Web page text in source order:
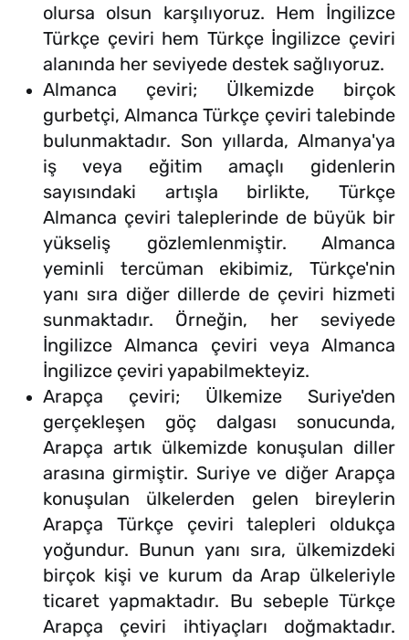
olursa olsun karşılıyoruz. Hem İngilizce
Türkçe çeviri hem Türkçe İngilizce çeviri
alanında her seviyede destek sağlıyoruz.
Almanca çeviri; Ülkemizde birçok
gurbetçi, Almanca Türkçe çeviri talebinde
bulunmaktadır. Son yıllarda, Almanya'ya
iş veya eğitim amaçlı gidenlerin
sayısındaki artışla birlikte, Türkçe
Almanca çeviri taleplerinde de büyük bir
yükseliş gözlemlenmiştir. Almanca
yeminli tercüman ekibimiz, Türkçe'nin
yanı sıra diğer dillerde de çeviri hizmeti
sunmaktadır. Örneğin, her seviyede
İngilizce Almanca çeviri veya Almanca
İngilizce çeviri yapabilmekteyiz.
Arapça çeviri; Ülkemize Suriye'den
gerçekleşen göç dalgası sonucunda,
Arapça artık ülkemizde konuşulan diller
arasına girmiştir. Suriye ve diğer Arapça
konuşulan ülkelerden gelen bireylerin
Arapça Türkçe çeviri talepleri oldukça
yoğundur. Bunun yanı sıra, ülkemizdeki
birçok kişi ve kurum da Arap ülkeleriyle
ticaret yapmaktadır. Bu sebeple Türkçe
Arapça çeviri ihtiyaçları doğmaktadır.